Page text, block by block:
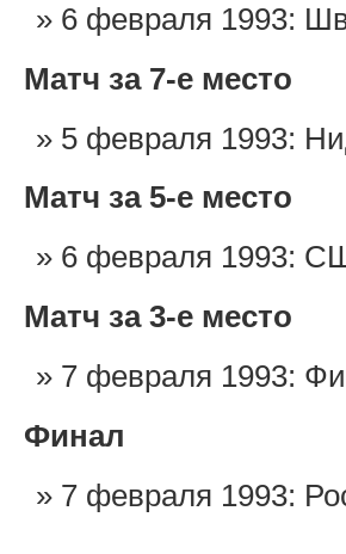
6 февраля 1993:
Матч за 7-е место
5 февраля 1993:
Матч за 5-е место
6 февраля 1993:
Матч за 3-е место
7 февраля 1993:
Финал
7 февраля 1993: